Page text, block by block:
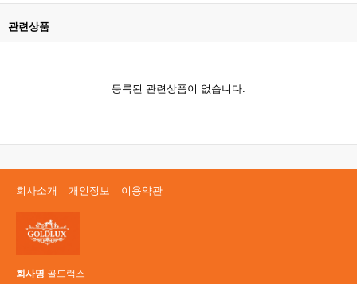
관련상품
등록된 관련상품이 없습니다.
회사소개 개인정보 이용약관
회사명 골드럭스